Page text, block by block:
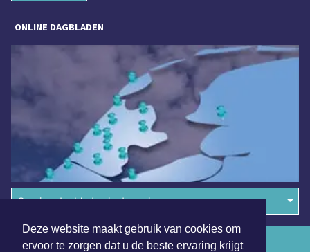
Deze website maakt gebruik van cookies om
ervoor te zorgen dat u de beste ervaring krijgt
ONLINE DAGBLADEN
Overige dagbladen in de regio
Algemene voorwaarden